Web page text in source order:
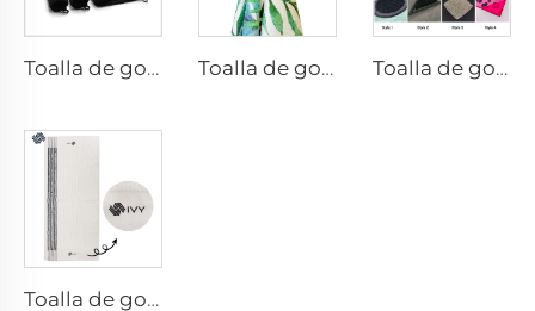
Toalla de golf de microfibra Toalla de golf magnética Toalla de golf con cepillo
Toalla de golf caddy